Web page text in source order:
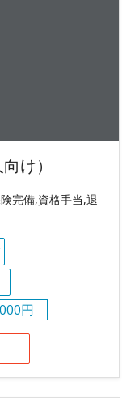
け）
完備,資格手当,退
円